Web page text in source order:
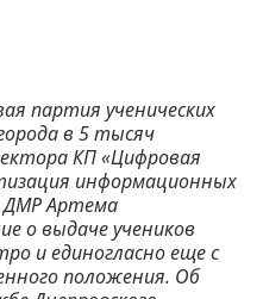
партия ученических
в 5 тысяч
КП «Цифровая
информационных
ДМР Артема
о выдаче учеников
и единогласно еще с
положения. Об